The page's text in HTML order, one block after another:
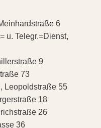
6
u. Telegr.=Dienst,
9
73
Leopoldstraße 55
18
26
36